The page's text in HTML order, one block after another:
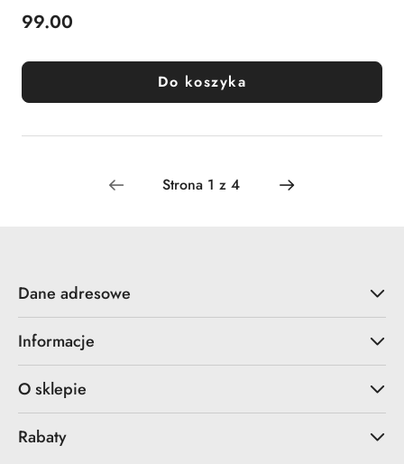
Cena:
99.00
Do koszyka
Dane adresowe
Informacje
O sklepie
Rabaty